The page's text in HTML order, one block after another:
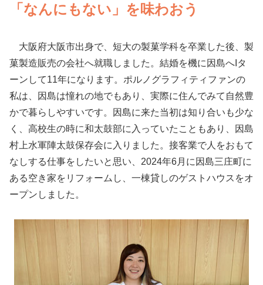
「なんにもない」を味わおう
大阪府大阪市出身で、短大の製菓学科を卒業した後、製
菓製造販売の会社へ就職しました。結婚を機に因島へIタ
ーンして11年になります。ポルノグラフィティファンの
私は、因島は憧れの地でもあり、実際に住んでみて自然豊
かで暮らしやすいです。因島に来た当初は知り合いも少な
く、高校生の時に和太鼓部に入っていたこともあり、因島
村上水軍陣太鼓保存会に入りました。接客業で人をおもて
なしする仕事をしたいと思い、2024年6月に因島三庄町に
ある空き家をリフォームし、一棟貸しのゲストハウスをオ
ープンしました。